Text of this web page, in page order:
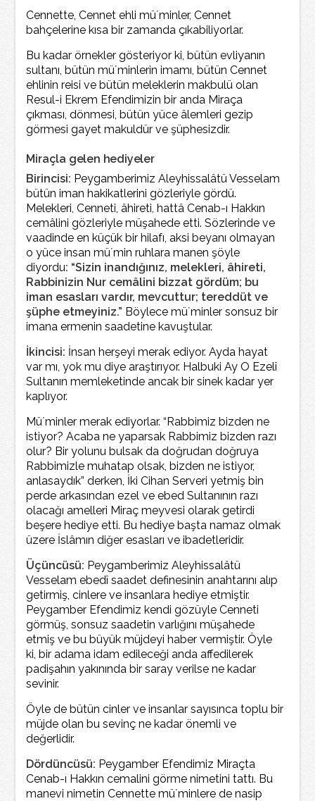
Cennette, Cennet ehli mü´minler, Cennet
bahçelerine kısa bir zamanda çıkabiliyorlar.
Bu kadar örnekler gösteriyor ki, bütün evliyanın
sultanı, bütün mü´minlerin imamı, bütün Cennet
ehlinin reisi ve bütün meleklerin makbulü olan
Resul-i Ekrem Efendimizin bir anda Miraça
çıkması, dönmesi, bütün yüce âlemleri gezip
görmesi gayet makuldür ve şüphesizdir.
Miraçla gelen hediyeler
Birincisi: Peygamberimiz Aleyhissalâtü Vesselam
bütün iman hakikatlerini gözleriyle gördü.
Melekleri, Cenneti, âhireti, hattâ Cenab-ı Hakkın
cemâlini gözleriyle müşahede etti. Sözlerinde ve
vaadinde en küçük bir hilafı, aksi beyanı olmayan
o yüce insan mü´min ruhlara manen şöyle
diyordu: “Sizin inandığınız, melekleri, âhireti,
Rabbinizin Nur cemâlini bizzat gördüm; bu
iman esasları vardır, mevcuttur; tereddüt ve
şüphe etmeyiniz.” Böylece mü´minler sonsuz bir
imana ermenin saadetine kavuştular.
İkincisi: İnsan herşeyi merak ediyor. Ayda hayat
var mı, yok mu diye araştırıyor. Halbuki Ay O Ezelî
Sultanın memleketinde ancak bir sinek kadar yer
kaplıyor.
Mü´minler merak ediyorlar. “Rabbimiz bizden ne
istiyor? Acaba ne yaparsak Rabbimiz bizden razı
olur? Bir yolunu bulsak da doğrudan doğruya
Rabbimizle muhatap olsak, bizden ne istiyor,
anlasaydık” derken, İki Cihan Serveri yetmiş bin
perde arkasından ezel ve ebed Sultanının razı
olacağı amelleri Miraç meyvesi olarak getirdi
beşere hediye etti. Bu hediye başta namaz olmak
üzere İslâmın diğer esasları ve ibadetleridir.
Üçüncüsü: Peygamberimiz Aleyhissalâtü
Vesselam ebedî saadet definesinin anahtarını alıp
getirmiş, cinlere ve insanlara hediye etmiştir.
Peygamber Efendimiz kendi gözüyle Cenneti
görmüş, sonsuz saadetin varlığını müşahede
etmiş ve bu büyük müjdeyi haber vermiştir. Öyle
ki, bir adama idam edileceği anda affedilerek
padişahın yakınında bir saray verilse ne kadar
sevinir.
Öyle de bütün cinler ve insanlar sayısınca toplu bir
müjde olan bu sevinç ne kadar önemli ve
değerlidir.
Dördüncüsü: Peygamber Efendimiz Miraçta
Cenab-ı Hakkın cemalini görme nimetini tattı. Bu
manevi nimetin Cennette mü´minlere de nasip